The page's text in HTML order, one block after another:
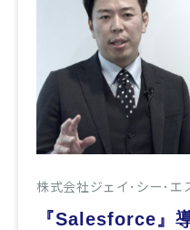
株式会社ジェイ･シー･エ
『Salesforce』